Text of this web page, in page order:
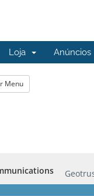
Loja Anúncios
Menu